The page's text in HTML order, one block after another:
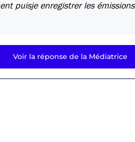
puisje enregistrer les émissions
Voir la réponse de la Médiatrice